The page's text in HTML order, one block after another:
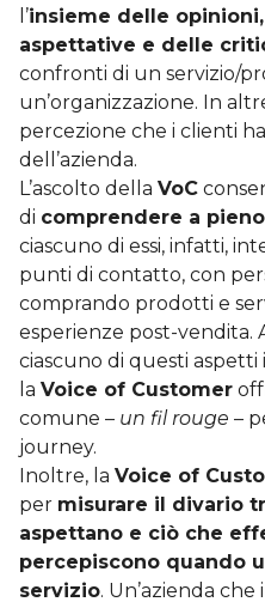
l’insieme delle
aspettative e delle
confronti di un servizio/
un’organizzazione. In
percezione che i clienti
dell’azienda.
L’ascolto della VoC
di comprendere a
ciascuno di essi, infatti,
punti di contatto, con
comprando prodotti e
esperienze post-vendita.
ciascuno di questi aspetti
la Voice of Customer
comune – un fil rouge –
journey.
Inoltre, la Voice of
per misurare il divario
aspettano e ciò che
percepiscono quando
servizio. Un’azienda